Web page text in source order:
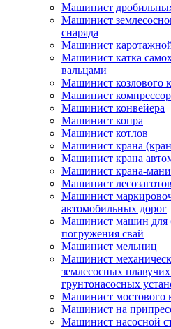
Машинист
Машинист
снаряда
Машинист
Машинист катка
вальцами
Машинист козлового
Машинист
Машинист конвейера
Машинист копра
Машинист котлов
Машинист крана
Машинист крана
Машинист крана-
Машинист
Машинист
автомобильных дорог
Машинист машин для
погружения свай
Машинист мельниц
Машинист
землесосных
грунтонасосных
Машинист мостового
Машинист на
Машинист насосной